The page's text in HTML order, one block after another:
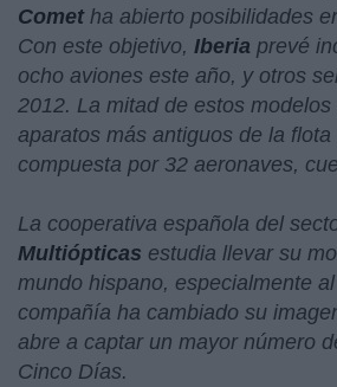
Cometha abierto posibilidades
Con este objetivo, Iberia prevé
ocho aviones este año, y otros
2012. La mitad de estos
aparatos más antiguos de la
compuesta por 32 aeronaves,
La cooperativa española del
Multiópticas estudia llevar su
mundo hispano, especialmente
compañía ha cambiado su
abre a captar un mayor número
Cinco Días.